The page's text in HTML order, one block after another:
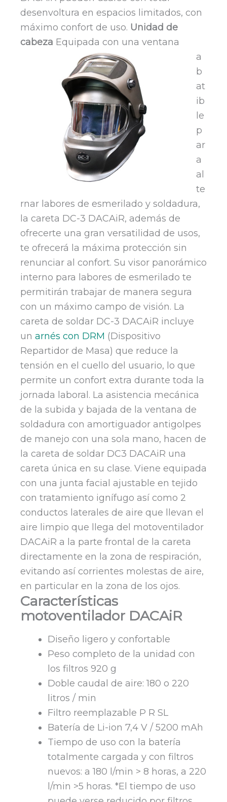
desenvoltura en espacios limitados, con
máximo confort de uso. Unidad de
cabeza Equipada con una ventana
a
b
at
ib
le
p
ar
a
al
te
rnar labores de esmerilado y soldadura,
la careta DC-3 DACAiR, además de
ofrecerte una gran versatilidad de usos,
te ofrecerá la máxima protección sin
renunciar al confort. Su visor panorámico
interno para labores de esmerilado te
permitirán trabajar de manera segura
con un máximo campo de visión. La
careta de soldar DC-3 DACAiR incluye
un arnés con DRM (Dispositivo
Repartidor de Masa) que reduce la
tensión en el cuello del usuario, lo que
permite un confort extra durante toda la
jornada laboral. La asistencia mecánica
de la subida y bajada de la ventana de
soldadura con amortiguador antigolpes
de manejo con una sola mano, hacen de
la careta de soldar DC3 DACAiR una
careta única en su clase. Viene equipada
con una junta facial ajustable en tejido
con tratamiento ignífugo así como 2
conductos laterales de aire que llevan el
aire limpio que llega del motoventilador
DACAiR a la parte frontal de la careta
directamente en la zona de respiración,
evitando así corrientes molestas de aire,
en particular en la zona de los ojos.
Características
motoventilador DACAiR
Diseño ligero y confortable
Peso completo de la unidad con
los filtros 920 g
Doble caudal de aire: 180 o 220
litros / min
Filtro reemplazable P R SL
Batería de Li-ion 7,4 V / 5200 mAh
Tiempo de uso con la batería
totalmente cargada y con filtros
nuevos: a 180 l/min > 8 horas, a 220
l/min >5 horas. *El tiempo de uso